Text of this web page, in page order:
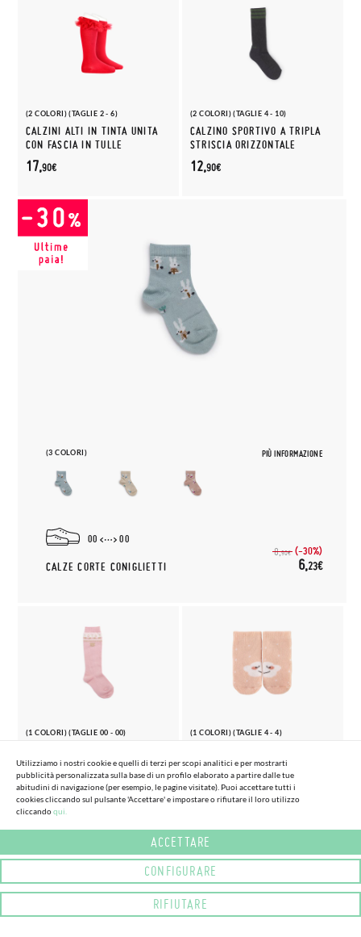
(2 COLORI) (TAGLIE 2 - 6)
CALZINI ALTI IN TINTA UNITA
CON FASCIA IN TULLE
17,90€
(2 COLORI) (TAGLIE 4 - 10)
CALZINO SPORTIVO A TRIPLA
STRISCIA ORIZZONTALE
12,90€
(3 COLORI) PIÙ INFORMAZIONE
00 00
CALZE CORTE CONIGLIETTI
8,90€ (-30%)
6,23€
(1 COLORI) (TAGLIE 00 - 00)
9,90€
(1 COLORI) (TAGLIE 4 - 4)
NUVOLE
13,90€
Utilizziamo i nostri cookie e quelli di terzi per scopi analitici e per mostrarti
pubblicità personalizzata sulla base di un profilo elaborato a partire dalle tue
abitudini di navigazione (per esempio, le pagine visitate). Puoi accettare tutti i
cookies cliccando sul pulsante 'Accettare' e impostare o rifiutare il loro utilizzo
cliccandoqui.
ACCETTARE
CONFIGURARE
RIFIUTARE